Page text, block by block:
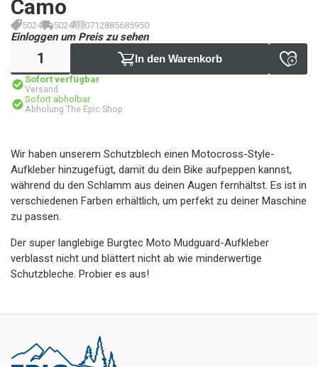
Camo
5024 5024 0712885685950
Einloggen um Preis zu sehen
In den Warenkorb
Sofort verfügbar
Versand
Sofort abholbar
Abholung The Epic Shop
Wir haben unserem Schutzblech einen Motocross-Style-
Aufkleber hinzugefügt, damit du dein Bike aufpeppen kannst,
während du den Schlamm aus deinen Augen fernhältst. Es ist in
verschiedenen Farben erhältlich, um perfekt zu deiner Maschine
zu passen.
Der super langlebige Burgtec Moto Mudguard-Aufkleber
verblasst nicht und blättert nicht ab wie minderwertige
Schutzbleche. Probier es aus!